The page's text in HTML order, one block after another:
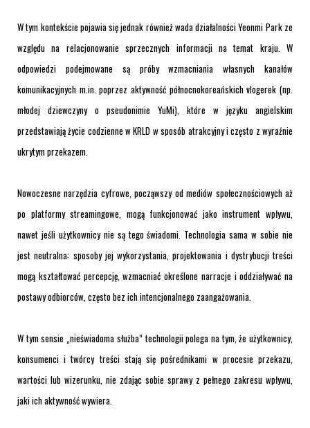
W tym kontekście pojawia się jednak również wada działalności Yeonmi Park ze
względu na relacjonowanie sprzecznych informacji na temat kraju. W
odpowiedzi podejmowane są próby wzmacniania własnych kanałów
komunikacyjnych m.in. poprzez aktywność północnokoreańskich vlogerek (np.
młodej dziewczyny o pseudonimie YuMi), które w języku angielskim
przedstawiają życie codzienne w KRLD w sposób atrakcyjny i często z wyraźnie
ukrytym przekazem.
Nowoczesne narzędzia cyfrowe, począwszy od mediów społecznościowych aż
po platformy streamingowe, mogą funkcjonować jako instrument wpływu,
nawet jeśli użytkownicy nie są tego świadomi. Technologia sama w sobie nie
jest neutralna: sposoby jej wykorzystania, projektowania i dystrybucji treści
mogą kształtować percepcję, wzmacniać określone narracje i oddziaływać na
postawy odbiorców, często bez ich intencjonalnego zaangażowania.
W tym sensie „nieświadoma służba” technologii polega na tym, że użytkownicy,
konsumenci i twórcy treści stają się pośrednikami w procesie przekazu,
wartości lub wizerunku, nie zdając sobie sprawy z pełnego zakresu wpływu,
jaki ich aktywność wywiera.